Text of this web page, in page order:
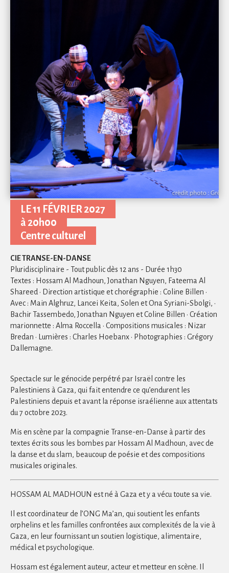
LE 11 FÉVRIER 2027
à 20h00
Centre culturel
CIE TRANSE-EN-DANSE
Pluridisciplinaire - Tout public dès 12 ans - Durée 1h30
Textes : Hossam Al Madhoun, Jonathan Nguyen, Fateema Al
Shareed · Direction artistique et chorégraphie : Coline Billen ·
Avec : Main Alghruz, Lancei Keita, Solen et Ona Syriani-Sbolgi, ·
Bachir Tassembedo, Jonathan Nguyen et Coline Billen · Création
marionnette : Alma Roccella · Compositions musicales : Nizar
Bredan · Lumières : Charles Hoebanx · Photographies : Grégory
Dallemagne.
Spectacle sur le génocide perpétré par Israël contre les
Palestiniens à Gaza, qui fait entendre ce qu’endurent les
Palestiniens depuis et avant la réponse israélienne aux attentats
du 7 octobre 2023.
Mis en scène par la compagnie Transe-en-Danse à partir des
textes écrits sous les bombes par Hossam Al Madhoun, avec de
la danse et du slam, beaucoup de poésie et des compositions
musicales originales.
HOSSAM AL MADHOUN est né à Gaza et y a vécu toute sa vie.
Il est coordinateur de l’ONG Ma’an, qui soutient les enfants
orphelins et les familles confrontées aux complexités de la vie à
Gaza, en leur fournissant un soutien logistique, alimentaire,
médical et psychologique.
Hossam est également auteur, acteur et metteur en scène. Il